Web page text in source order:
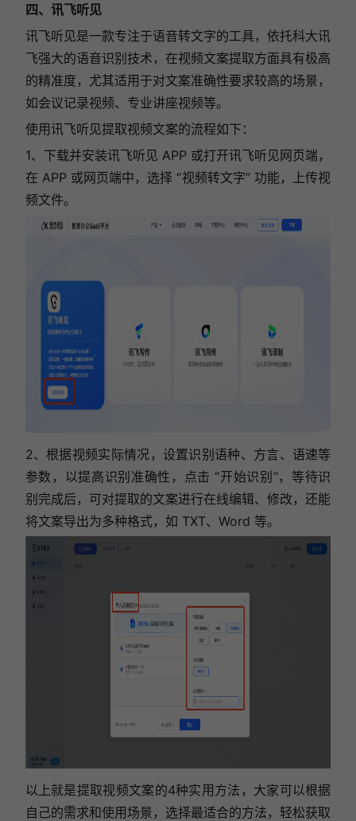
四、讯飞听见
讯飞听见是一款专注于语音转文字的工具，依托科大讯
飞强大的语音识别技术，在视频文案提取方面具有极高
的精准度，尤其适用于对文案准确性要求较高的场景，
如会议记录视频、专业讲座视频等。
使用讯飞听见提取视频文案的流程如下：
1、下载并安装讯飞听见 APP 或打开讯飞听见网页端，
在 APP 或网页端中，选择 “视频转文字” 功能，上传视
频文件。
2、根据视频实际情况，设置识别语种、方言、语速等
参数，以提高识别准确性，点击 “开始识别”，等待识
别完成后，可对提取的文案进行在线编辑、修改，还能
将文案导出为多种格式，如 TXT、Word 等。
以上就是提取视频文案的4种实用方法，大家可以根据
自己的需求和使用场景，选择最适合的方法，轻松获取